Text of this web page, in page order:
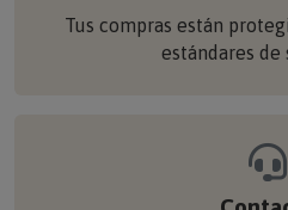
Tus compras están
estándares de